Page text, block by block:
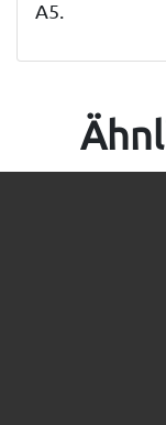
A5.